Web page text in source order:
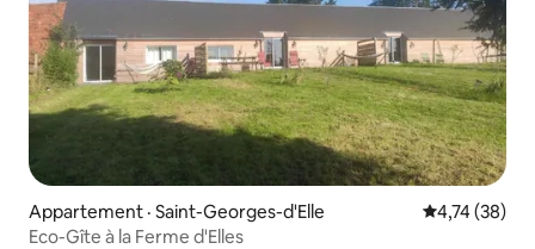
Appartement · Saint-Georges-d'Elle Note
4,74 (38)
Eco-Gîte à la Ferme d'Elles